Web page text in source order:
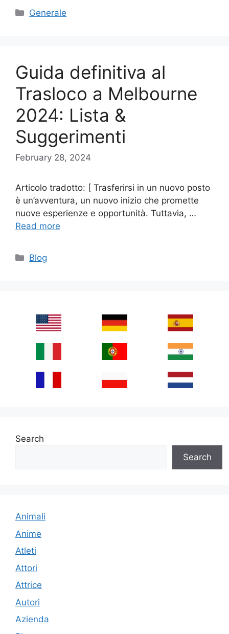
Categories
Generale
Guida definitiva al
Trasloco a Melbourne
2024: Lista &
Suggerimenti
February 28, 2024
Articolo tradotto: [ Trasferirsi in un nuovo posto
è un’avventura, un nuovo inizio che promette
nuove esperienze e opportunità. Tuttavia, …
Read more
Categories
Blog
Search
Search
Animali
Anime
Atleti
Attori
Attrice
Autori
Azienda